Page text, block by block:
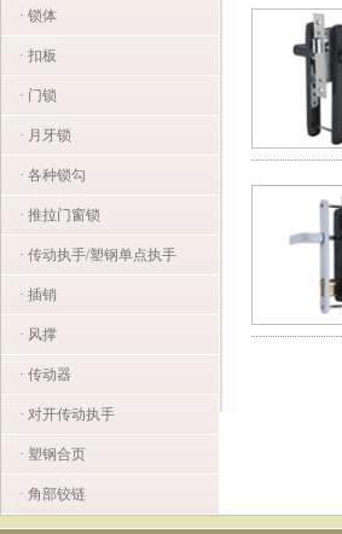
· 锁体
· 扣板
· 门锁
· 月牙锁
· 各种锁勾
· 推拉门窗锁
· 传动执手/塑钢单点执手
· 插销
· 风撑
· 传动器
· 对开传动执手
· 塑钢合页
· 角部铰链